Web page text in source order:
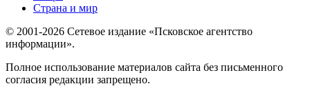
Страна и мир
© 2001-2026 Сетевое издание «Псковское агентство
информации».
Полное использование материалов сайта без письменного
согласия редакции запрещено.